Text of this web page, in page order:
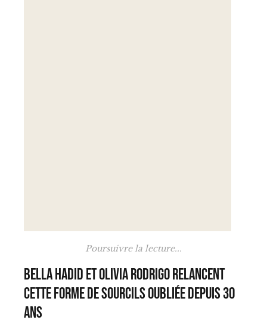
Poursuivre la lecture...
Bella Hadid et Olivia Rodrigo relancent
cette forme de sourcils oubliée depuis 30
ans